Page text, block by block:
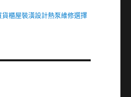
櫃屋裝潢設計熱泵維修選擇